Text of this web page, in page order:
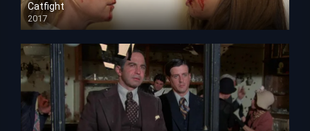
Catfight
2017
HD 720p